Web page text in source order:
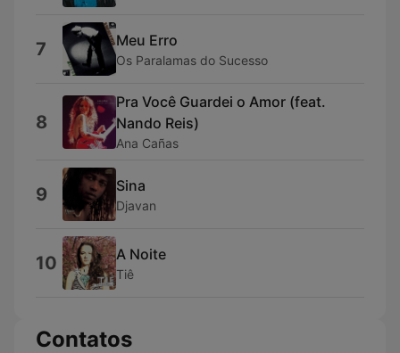
7 Meu Erro
Os Paralamas do Sucesso
8
Pra Você Guardei o Amor (feat.
Nando Reis)
Ana Cañas
9 Sina
Djavan
10 A Noite
Tiê
Contatos